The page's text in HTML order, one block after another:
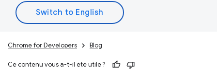
Chrome for Developers Blog
Ce contenu vous a-t-il été utile ?